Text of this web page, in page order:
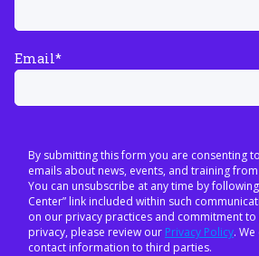
Email*
By submitting this form you are consenting
emails about news, events, and training
You can unsubscribe at any time by
Center” link included within such
on our privacy practices and commitment
privacy, please review our Privacy Policy.
contact information to third parties.